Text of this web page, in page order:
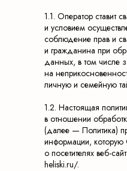
1.1. Оператор ставит
и условием
соблюдение прав и
и гражданина при
данных, в том числе
на
личную и семейную
1.2. Настоящая
в отношении
(далее — Политика)
информации, которую
о посетителях веб-
heliski.ru/.